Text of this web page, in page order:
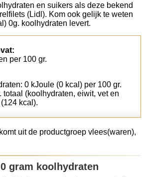
en suikers als deze bekend
(Lidl). Kom ook gelijk te weten
0g. koolhydraten levert.
per 100 gr.
0 kJoule (0 kcal) per 100 gr.
totaal (koolhydraten, eiwit, vet en
kcal).
uit de productgroep vlees(waren),
gram koolhydraten